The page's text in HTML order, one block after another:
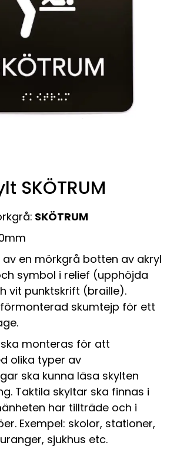
SKÖTRUM
SKÖTRUM
av en mörkgrå botten av akryl
symbol i relief (upphöjda
vit punktskrift (braille).
skumtejp för ett
monteras för att
olika typer av
ska kunna läsa skylten
Taktila skyltar ska finnas i
har tillträde och i
Exempel: skolor, stationer,
sjukhus etc.